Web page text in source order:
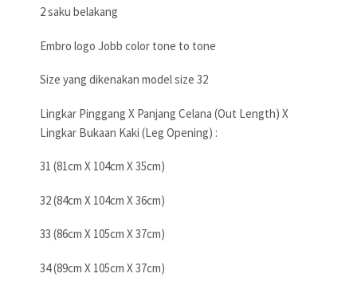
2 saku belakang
Embro logo Jobb color tone to tone
Size yang dikenakan model size 32
Lingkar Pinggang X Panjang Celana (Out Length) X
Lingkar Bukaan Kaki (Leg Opening) :
31 (81cm X 104cm X 35cm)
32 (84cm X 104cm X 36cm)
33 (86cm X 105cm X 37cm)
34 (89cm X 105cm X 37cm)